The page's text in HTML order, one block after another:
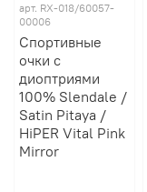
арт. RX-018/60057-
00006
Спортивные
очки с
диоптриями
100% Slendale /
Satin Pitaya /
HiPER Vital Pink
Mirror